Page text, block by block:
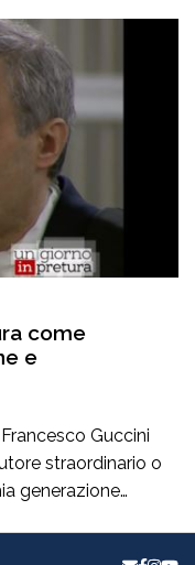
porterà a
e istituzionale
[…]
come
e
Guccini
straordinario o
generazione
uno di quei